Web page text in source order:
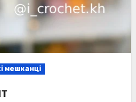
мешканці